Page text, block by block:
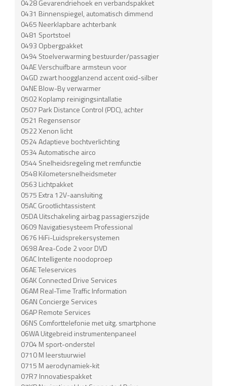
0428 Gevarendriehoek en verbandspakket
0431 Binnenspiegel, automatisch dimmend
0465 Neerklapbare achterbank
0481 Sportstoel
0493 Opbergpakket
0494 Stoelverwarming bestuurder/passagier
04AE Verschuifbare armsteun voor
04GD zwart hoogglanzend accent oxid-silber
04NE Blow-By verwarmer
0502 Koplamp reinigingsintallatie
0507 Park Distance Control (PDC), achter
0521 Regensensor
0522 Xenon licht
0524 Adaptieve bochtverlichting
0534 Automatische airco
0544 Snelheidsregeling met remfunctie
0548 Kilometersnelheidsmeter
0563 Lichtpakket
0575 Extra 12V-aansluiting
05AC Grootlichtassistent
05DA Uitschakeling airbag passagierszijde
0609 Navigatiesysteem Professional
0676 HiFi-Luidsprekersystemen
0698 Area-Code 2 voor DVD
06AC Intelligente noodoproep
06AE Teleservices
06AK Connected Drive Services
06AM Real-Time Traffic Information
06AN Concierge Services
06AP Remote Services
06NS Comforttelefonie met uitg. smartphone
06WA Uitgebreid instrumentenpaneel
0704 M sport-onderstel
0710 M leerstuurwiel
0715 M aerodynamiek-kit
07R7 Innovatiespakket